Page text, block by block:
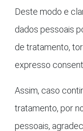
Deste modo e
dados pessoais
de tratamento,
expresso
Assim, caso
tratamento, por
pessoais,